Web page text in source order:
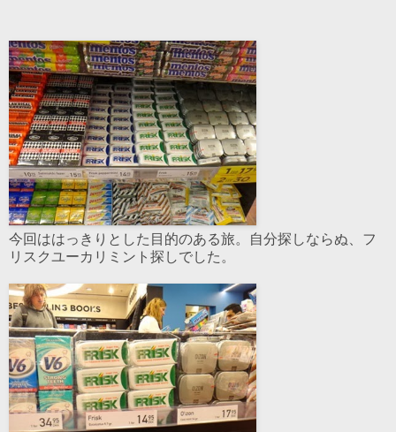
今回ははっきりとした目的のある旅。自分探しならぬ、フ
リスクユーカリミント探しでした。